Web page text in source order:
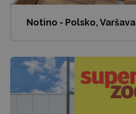
Notino - Polsko, Varšava